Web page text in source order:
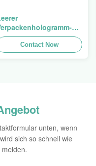
Aufkleber-
offensichtlicher
Hologramm-Aufkleber
Contact Now
unten, wenn
sich so schnell wie